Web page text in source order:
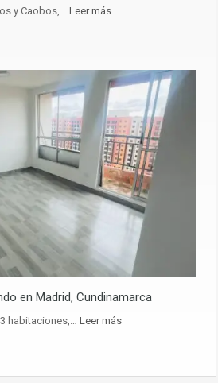
y Caobos,… Leer más
en Madrid, Cundinamarca
habitaciones,… Leer más